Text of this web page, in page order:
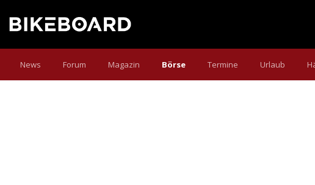
News Forum Magazin Börse Termine Urlaub